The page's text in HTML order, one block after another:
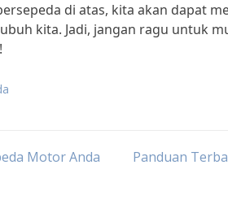
di atas, kita akan dapat
kita. Jadi, jangan ragu untuk
Motor Anda Panduan